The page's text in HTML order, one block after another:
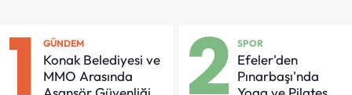
1 GÜNDEM
Konak Belediyesi ve
MMO Arasında
2 SPOR
Efeler'den
Pınarbaşı'nda